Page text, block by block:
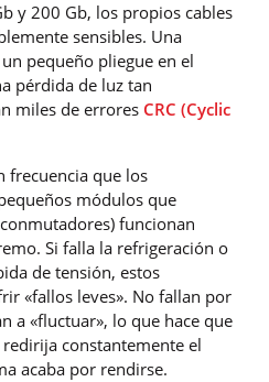
y 200 Gb, los propios cables
sensibles. Una
pequeño pliegue en el
pérdida de luz tan
miles de errores CRC (Cyclic
frecuencia que los
módulos que
funcionan
Si falla la refrigeración o
de tensión, estos
«fallos leves». No fallan por
a «fluctuar», lo que hace que
constantemente el
acaba por rendirse.